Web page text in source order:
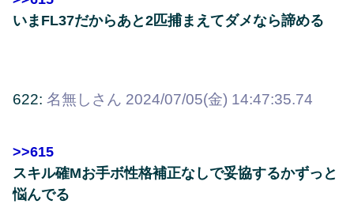
いまFL37だからあと2匹捕まえてダメなら諦める
622: 名無しさん 2024/07/05(金) 14:47:35.74
>>615
スキル確Mお手ボ性格補正なしで妥協するかずっと
悩んでる